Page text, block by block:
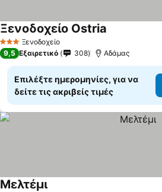
3 ΑστέριαΞενοδοχείο
Ξενοδοχείο Ostria
9,5 Εξαιρετικό 308 Αδάμας
Επιλέξτε ημερομηνίες, για να
δείτε τις ακριβείς τιμές
Μελτέμι